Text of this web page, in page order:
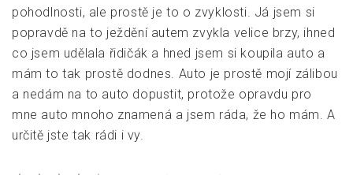
pohodlnosti, ale prostě je to o zvyklosti. Já jsem si
popravdě na to ježdění autem zvykla velice brzy, ihned
co jsem udělala řidičák a hned jsem si koupila auto a
mám to tak prostě dodnes. Auto je prostě mojí zálibou
a nedám na to auto dopustit, protože opravdu pro
mne auto mnoho znamená a jsem ráda, že ho mám. A
určitě jste tak rádi i vy.